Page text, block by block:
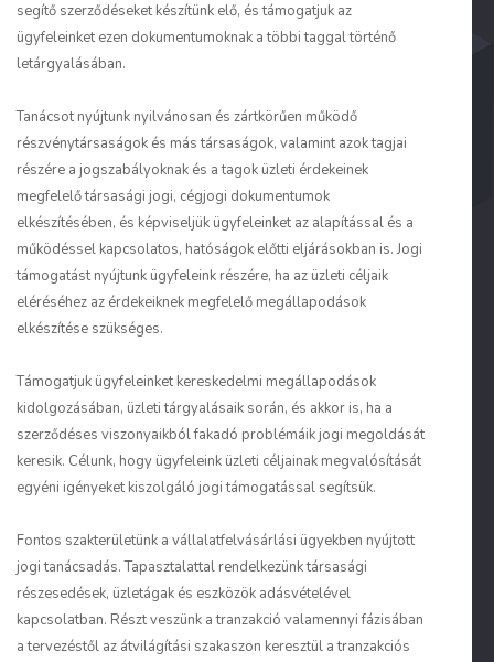
segítő szerződéseket készítünk elő, és támogatjuk az
ügyfeleinket ezen dokumentumoknak a többi taggal történő
letárgyalásában.
Tanácsot nyújtunk nyilvánosan és zártkörűen működő
részvénytársaságok és más társaságok, valamint azok tagjai
részére a jogszabályoknak és a tagok üzleti érdekeinek
megfelelő társasági jogi, cégjogi dokumentumok
elkészítésében, és képviseljük ügyfeleinket az alapítással és a
működéssel kapcsolatos, hatóságok előtti eljárásokban is. Jogi
támogatást nyújtunk ügyfeleink részére, ha az üzleti céljaik
eléréséhez az érdekeiknek megfelelő megállapodások
elkészítése szükséges.
Támogatjuk ügyfeleinket kereskedelmi megállapodások
kidolgozásában, üzleti tárgyalásaik során, és akkor is, ha a
szerződéses viszonyaikból fakadó problémáik jogi megoldását
keresik. Célunk, hogy ügyfeleink üzleti céljainak megvalósítását
egyéni igényeket kiszolgáló jogi támogatással segítsük.
Fontos szakterületünk a vállalatfelvásárlási ügyekben nyújtott
jogi tanácsadás. Tapasztalattal rendelkezünk társasági
részesedések, üzletágak és eszközök adásvételével
kapcsolatban. Részt veszünk a tranzakció valamennyi fázisában
a tervezéstől az átvilágítási szakaszon keresztül a tranzakciós